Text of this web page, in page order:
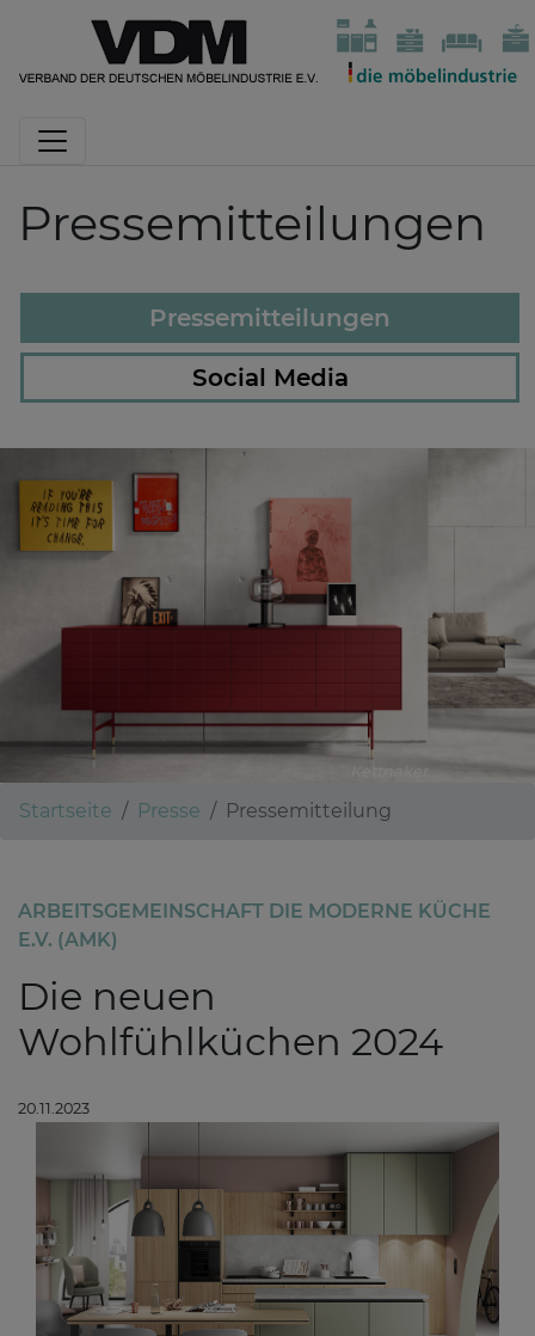
Pressemitteilungen
Pressemitteilungen
Social Media
Kettnaker
Startseite Presse Pressemitteilung
ARBEITSGEMEINSCHAFT DIE MODERNE KÜCHE
E.V. (AMK)
Die neuen
Wohlfühlküchen 2024
20.11.2023